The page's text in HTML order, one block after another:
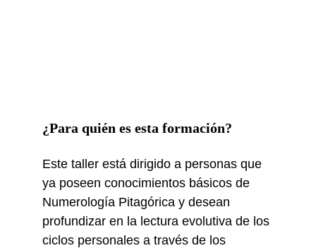
¿Para quién es esta formación?
Este taller está dirigido a personas que
ya poseen conocimientos básicos de
Numerología Pitagórica y desean
profundizar en la lectura evolutiva de los
ciclos personales a través de los